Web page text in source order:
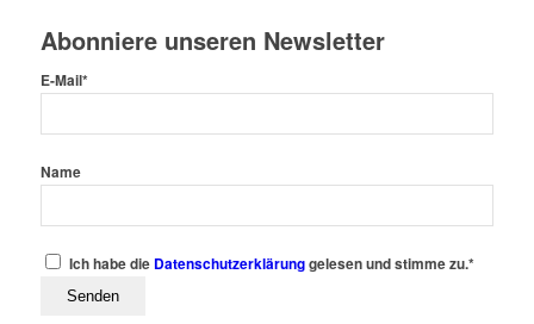
Abonniere unseren Newsletter
E-Mail*
Name
Ich habe die Datenschutzerklärunggelesen und stimme zu.*